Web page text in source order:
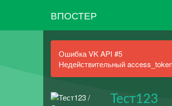
ВПОСТЕР
Ошибка VK API #5
Недействительный
Тест123